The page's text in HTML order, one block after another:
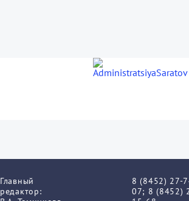
Главный
редактор:
8 (8452) 27-
07; 8 (8452)